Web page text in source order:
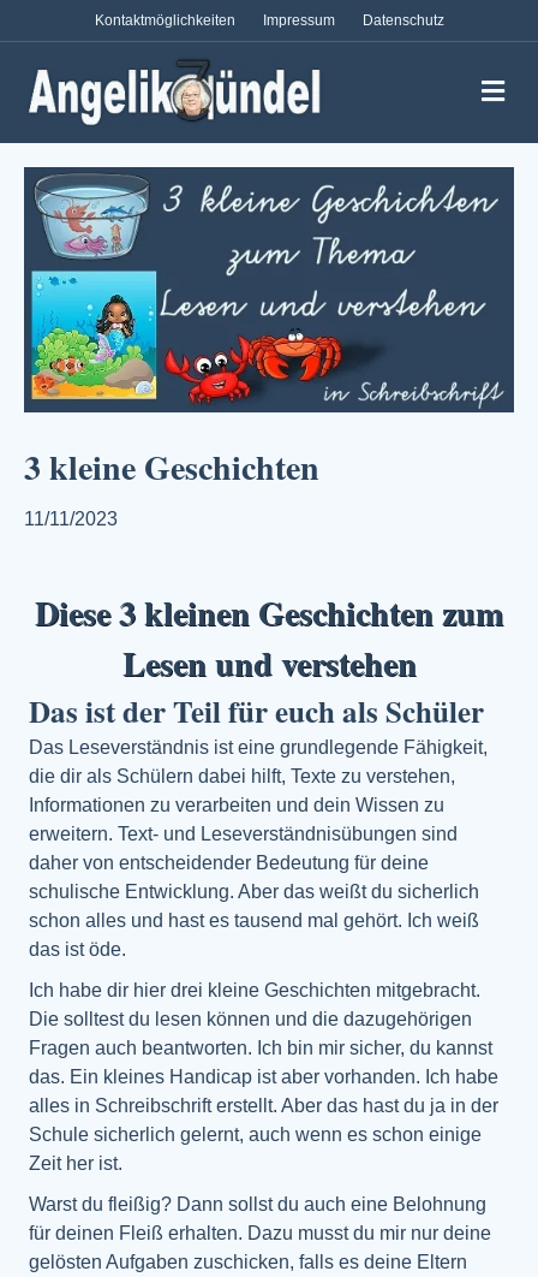
Kontaktmöglichkeiten Impressum Datenschutz
3 kleine Geschichten
11/11/2023
Diese 3 kleinen Geschichten zum
Lesen und verstehen
Das ist der Teil für euch als Schüler
Das Leseverständnis ist eine grundlegende Fähigkeit,
die dir als Schülern dabei hilft, Texte zu verstehen,
Informationen zu verarbeiten und dein Wissen zu
erweitern. Text- und Leseverständnisübungen sind
daher von entscheidender Bedeutung für deine
schulische Entwicklung. Aber das weißt du sicherlich
schon alles und hast es tausend mal gehört. Ich weiß
das ist öde.
Ich habe dir hier drei kleine Geschichten mitgebracht.
Die solltest du lesen können und die dazugehörigen
Fragen auch beantworten. Ich bin mir sicher, du kannst
das. Ein kleines Handicap ist aber vorhanden. Ich habe
alles in Schreibschrift erstellt. Aber das hast du ja in der
Schule sicherlich gelernt, auch wenn es schon einige
Zeit her ist.
Warst du fleißig? Dann sollst du auch eine Belohnung
für deinen Fleiß erhalten. Dazu musst du mir nur deine
gelösten Aufgaben zuschicken, falls es deine Eltern